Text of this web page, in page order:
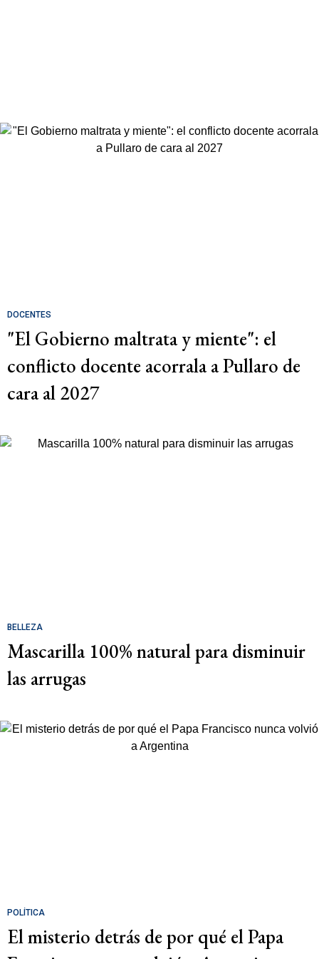
DOCENTES
"El Gobierno maltrata y miente": el
conflicto docente acorrala a Pullaro de
cara al 2027
BELLEZA
Mascarilla 100% natural para disminuir
las arrugas
POLÍTICA
El misterio detrás de por qué el Papa